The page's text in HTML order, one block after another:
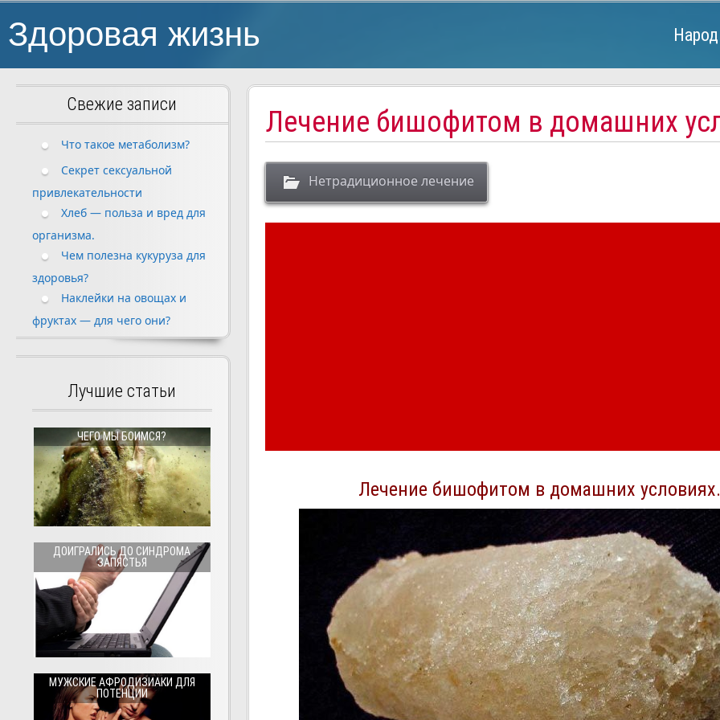
Здоровая жизнь
Лечение бишофитом в домашних
Нетрадиционное лечение
Лечение бишофитом в домашних
Свежие записи
Что такое метаболизм?
Секрет сексуальной
привлекательности
Хлеб — польза и вред для
организма.
Чем полезна кукуруза для
здоровья?
Наклейки на овощах и
фруктах — для чего они?
Лучшие статьи
ЧЕГО МЫ БОИМСЯ?
ДОИГРАЛИСЬ ДО СИНДРОМА
ЗАПЯСТЬЯ
МУЖСКИЕ АФРОДИЗИАКИ ДЛЯ
ПОТЕНЦИИ